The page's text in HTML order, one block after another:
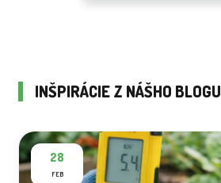
INŠPIRÁCIE Z NÁŠHO BLOGU
28
FEB